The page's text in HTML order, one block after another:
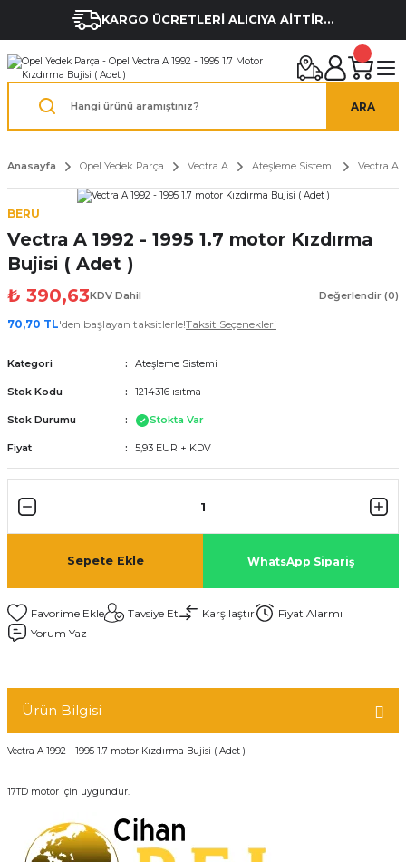
KARGO ÜCRETLERİ ALICIYA AİTTİR...
ARA
Anasayfa Opel Yedek Parça Vectra A Ateşleme Sistemi Vectra A
BERU
Vectra A 1992 - 1995 1.7 motor Kızdırma
Bujisi ( Adet )
₺ 390,63KDV Dahil Değerlendir (0)
70,70 TL'den başlayan taksitlerle!Taksit Seçenekleri
Kategori Ateşleme Sistemi
Stok Kodu 1214316 ısıtma
Stok Durumu Stokta Var
Fiyat 5,93 EUR + KDV
Sepete Ekle WhatsApp Sipariş
Tavsiye Et Karşılaştır
Fiyat Alarmı
Yorum Yaz
Ürün Bilgisi
Vectra A 1992 - 1995 1.7 motor Kızdırma Bujisi ( Adet )
17TD motor için uygundur.